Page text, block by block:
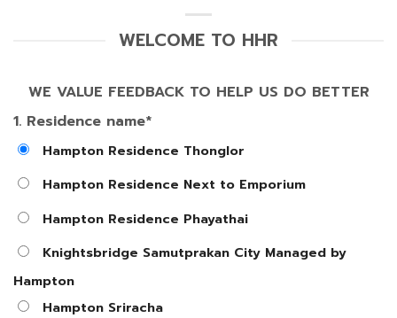
WELCOME TO HHR
WE VALUE FEEDBACK TO HELP US DO BETTER
1. Residence name*
Hampton Residence Thonglor
Hampton Residence Next to Emporium
Hampton Residence Phayathai
Knightsbridge Samutprakan City Managed by
Hampton
Hampton Sriracha